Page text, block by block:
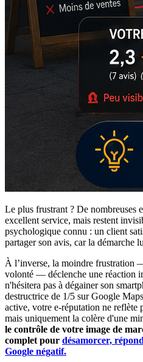
Le plus frustrant ? De nombreuses
excellent service, mais restent
psychologique connu : un client
partager son avis, car la démarche
À l’inverse, la moindre frustration
volonté — déclenche une réaction
n'hésitera pas à dégainer son
destructrice de 1/5 sur Google
active, votre e-réputation ne reflète
mais uniquement la colère d'une
le contrôle de votre image de
complet pour désamorcer,
Google négatif.